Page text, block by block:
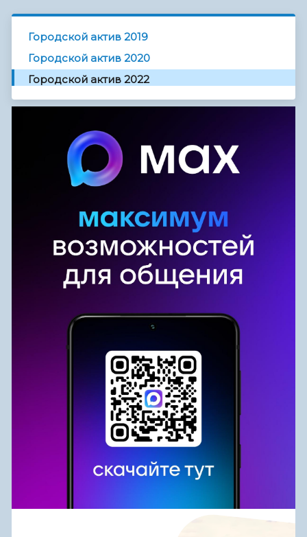
Городской актив 2019
Городской актив 2020
Городской актив 2022